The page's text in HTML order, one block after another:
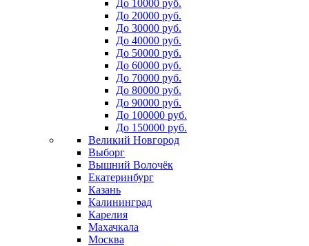
До 10000 руб.
До 20000 руб.
До 30000 руб.
До 40000 руб.
До 50000 руб.
До 60000 руб.
До 70000 руб.
До 80000 руб.
До 90000 руб.
До 100000 руб.
До 150000 руб.
Великий Новгород
Выборг
Вышний Волочёк
Екатеринбург
Казань
Калининград
Карелия
Махачкала
Москва